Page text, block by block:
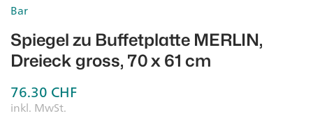
Bar
Spiegel zu Buffetplatte MERLIN,
Dreieck gross, 70 x 61 cm
76.30 CHF
inkl. MwSt.